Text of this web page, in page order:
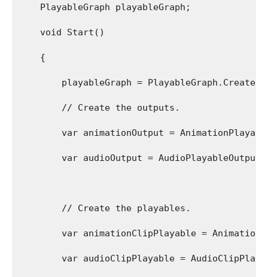
    PlayableGraph playableGraph;
    void Start()
    {
playableGraph =
        // Create the outputs.
var animationOutput =
var audioOutput =
        // Create the playables.
var animationClipPlayable =
var audioClipPlayable =